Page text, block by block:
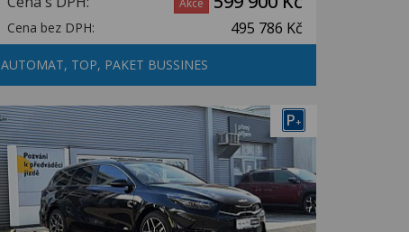
Cena bez DPH: 495 786 Kč
AUTOMAT, TOP, PAKET BUSSINES
P+